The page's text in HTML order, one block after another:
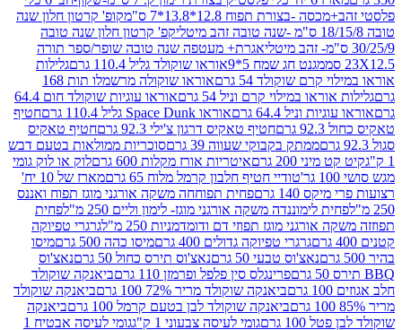
-בצורת תפוח 12.8*13.8*7 ס"מ
קופ' קרטון חלון שנה
קפ' קרטון חלון שנה טובה
אגרת+ מעטפה שנה טובה שופר/ספר תורה
מגנט חג שמח 5*9
אוראו שוקולד גליל 110.4 גרם
גלילות
קרם שוקולד 54 גרם
אוראו שוקולה מרשמלו תות 168
במילוי קרם וניל 54 גרם
אוראו עוגיות שוקולד חום 64.4
וניל 64.4 גרם
אוראו Space Dunk גליל 110.4 גרם
חטיף
חטיף טאקיס דרגון צ'ילי 92.3 גרם
חטיף טאקיס
ממתק בקבוקי שעווה 39 גרם
סוכריות ממולאות בטעם דבש
200 גרם
איטריות אורז מקלות 600 גרם
לוק או לוק גומי
טודיי חטיף חלבון קרמל מלוח 65 גרם
מארז של 10 יח'
140 גרם
פחית תפוחחה משקה אורגני מוגז תפוח ואננס
לימוננדה משקה אורגני מוגז- לימון וליים 250 מ"ל
פחית
מוגז תפוזי דם ודומדמניות 250 מ"ל
גרגרי טפיוקה
גרגרי טפיוקה גדולים 400 גרם
מיסו כהה 500 גרם
מיסו
נאצ'וס טבעי 50 גרם
נאצ'וס תירס כחול 50 גרם
נאצ'וס
פרינגלס סין פלפל ופרמזן 110 גרם
ביאנקה שוקולד
ביאנקה שוקולד מריר 72% 100 גרם
ביאנקה שוקולד
ביאנקה שוקולד לבן בטעם קרמל 100 גרם
ביאנקה
גרם
גומי לעיסה צבעוני 1 ק"ג גומי לעיסה אבטיח 1